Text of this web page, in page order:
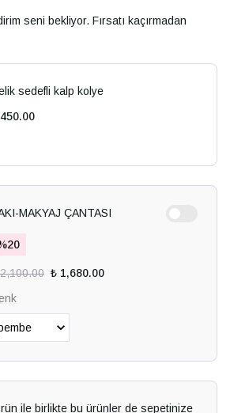
seni bekliyor. Fırsatı kaçırmadan
sedefli kalp kolye
MAKYAJ ÇANTASI
20
₺ 1,680.00
ile birlikte bu ürünler de sepetinize